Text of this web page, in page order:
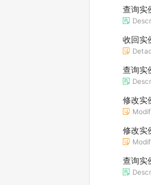
查询实
收回实
查询实
修改实
修改实
查询实